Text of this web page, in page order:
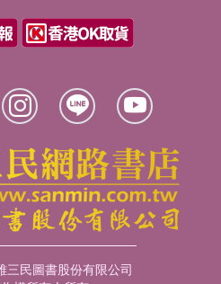
三民圖書股份有限公司